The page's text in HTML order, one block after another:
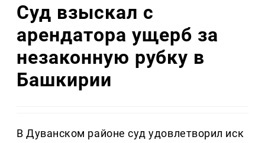
Суд взыскал с
арендатора ущерб за
незаконную рубку в
Башкирии
В Дуванском районе суд удовлетворил иск